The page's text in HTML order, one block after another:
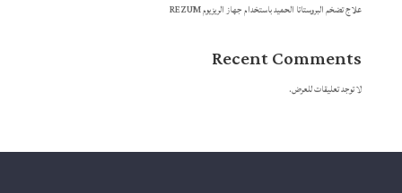
علاج تضخم البروستاتا الحميد باستخدام جهاز الريزيوم REZUM
Recent Comments
لا توجد تعليقات للعرض.